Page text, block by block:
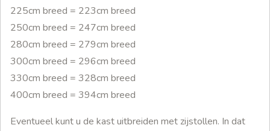
225cm breed = 223cm breed
250cm breed = 247cm breed
280cm breed = 279cm breed
300cm breed = 296cm breed
330cm breed = 328cm breed
400cm breed = 394cm breed
Eventueel kunt u de kast uitbreiden met zijstollen. In dat